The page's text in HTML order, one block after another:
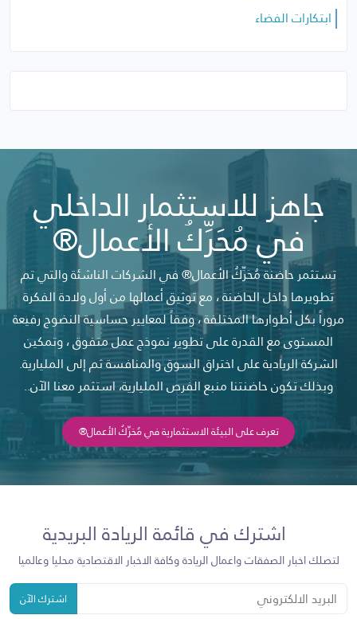
ابتكارات الفضاء
جاهز للاستثمار الداخلي
في مُحَرِّكُ الأعمال®
تستثمر حاضنة مُحَرِّكُ الأعمال® في الشركات الناشئة والتي تم
تطويرها داخل الحاضنة ، مع توثيق أعمالها من أول ولادة الفكرة
مروراً بكل أطوارها المختلفة ، وفقاً لمعايير حساسية النضوج رفيعة
المستوى مع القدرة على تطوير نموذج عمل متفوق ، وتمكين
الشركة الريادية على اختراق السوق والمنافسة ثم إلى المليارية.
وبذلك تكون حاضنتنا منبع الفرص المليارية، استثمر معنا الآن..
تعرف على البيئة الاستثمارية في مُحَرِّكُ الأعمال®
اشترك في قائمة الريادة البريدية
لتصلك اخبار الصفقات واعمال الريادة وكافة الاخبار الاقتصادية محليا وعالميا
اشترك الآن